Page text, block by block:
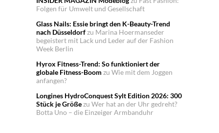
Folgen für Umwelt und Gesellschaft
Glass Nails: Essie bringt den K-Beauty-Trend
nach Düsseldorfzu Marina Hoermanseder
begeistert mit Lack und Leder auf der Fashion
Week Berlin
Hyrox Fitness-Trend: So funktioniert der
globale Fitness-Boom zu Wie mit dem Joggen
anfangen?
Longines HydroConquest Sylt Edition 2026: 300
Stück je Größezu Wer hat an der Uhr gedreht?
Botta Uno – die Einzeiger Armbanduhr